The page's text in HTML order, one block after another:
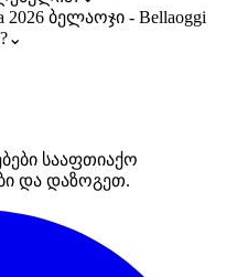
2026 ბელაოჯი - Bellaoggi
⌄
სააფთიაქო
და დაზოგეთ.